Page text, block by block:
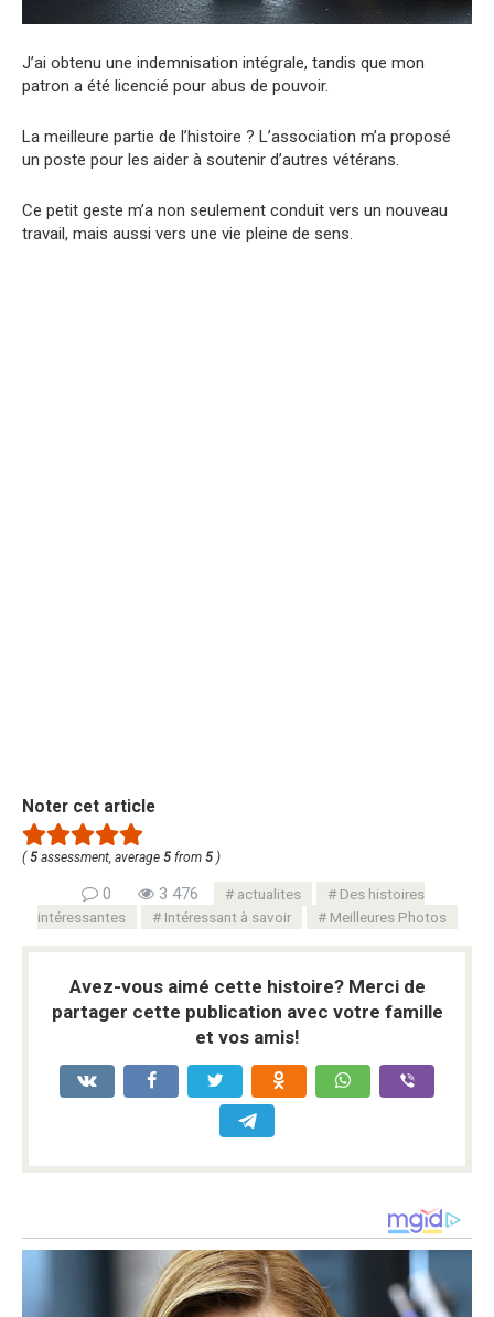
J’ai obtenu une indemnisation intégrale, tandis que mon
patron a été licencié pour abus de pouvoir.
La meilleure partie de l’histoire ? L’association m’a proposé
un poste pour les aider à soutenir d’autres vétérans.
Ce petit geste m’a non seulement conduit vers un nouveau
travail, mais aussi vers une vie pleine de sens.
Noter cet article
( 5 assessment, average 5 from 5 )
0 3 476 actualites
Des histoires
intéressantes
Intéressant à savoir Meilleures Photos
Avez-vous aimé cette histoire? Merci de
partager cette publication avec votre famille
et vos amis!